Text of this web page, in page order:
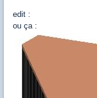
edit :
ou ça :